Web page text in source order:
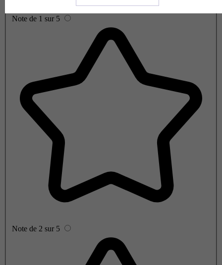
Note de 1 sur 5
Note de 2 sur 5